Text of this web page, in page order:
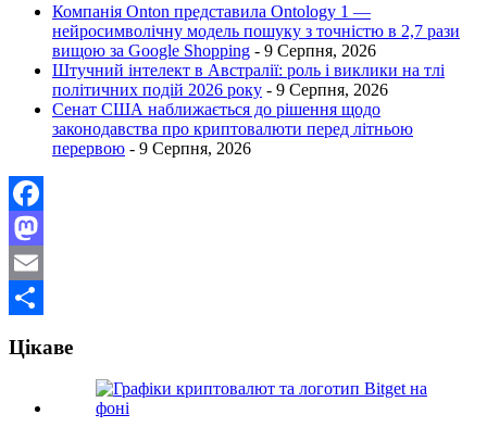
Компанія Onton представила Ontology 1 —
нейросимволічну модель пошуку з точністю в 2,7 рази
вищою за Google Shopping - 9 Серпня, 2026
Штучний інтелект в Австралії: роль і виклики на тлі
політичних подій 2026 року - 9 Серпня, 2026
Сенат США наближається до рішення щодо
законодавства про криптовалюти перед літньою
перервою - 9 Серпня, 2026
Facebook
Mastodon
Email
Цікаве